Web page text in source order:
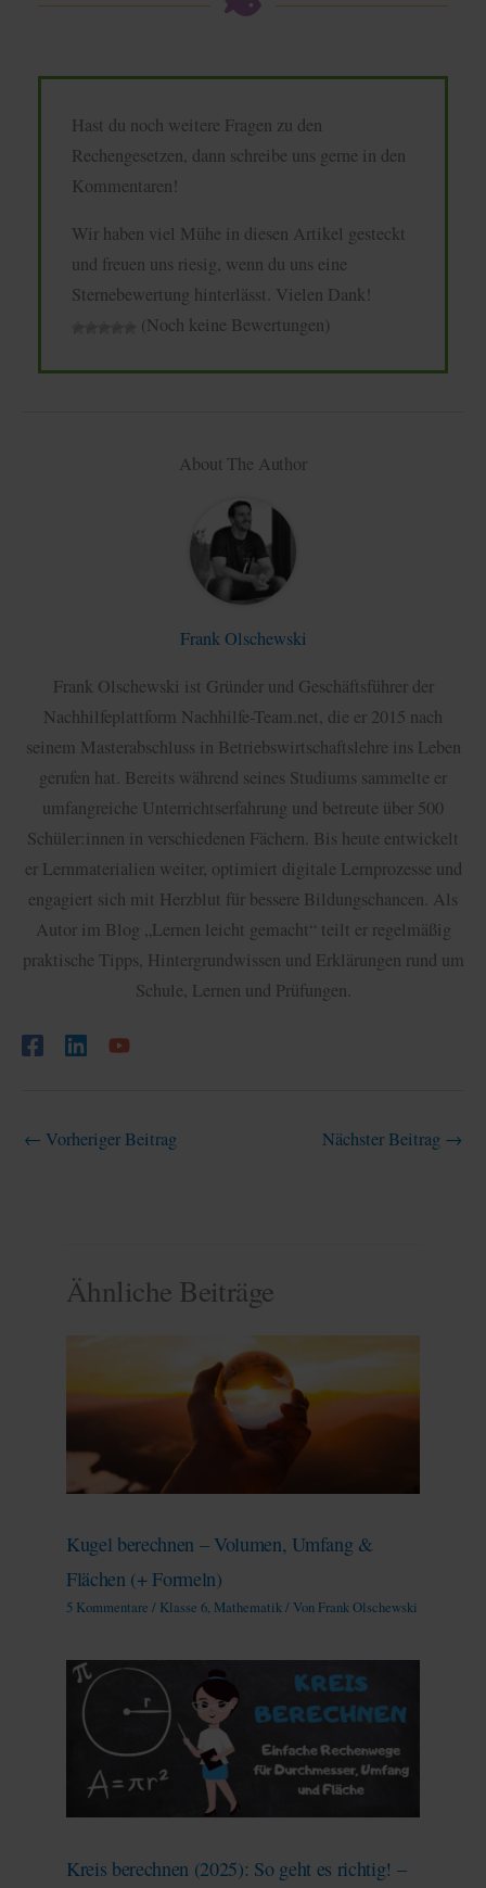
Hast du noch weitere Fragen zu den
Rechengesetzen, dann schreibe uns gerne in den
Kommentaren!
Wir haben viel Mühe in diesen Artikel gesteckt
und freuen uns riesig, wenn du uns eine
Sternebewertung hinterlässt. Vielen Dank!
(Noch keine Bewertungen)
About The Author
Frank Olschewski
Frank Olschewski ist Gründer und Geschäftsführer der
Nachhilfeplattform Nachhilfe-Team.net, die er 2015 nach
seinem Masterabschluss in Betriebswirtschaftslehre ins Leben
gerufen hat. Bereits während seines Studiums sammelte er
umfangreiche Unterrichtserfahrung und betreute über 500
Schüler:innen in verschiedenen Fächern. Bis heute entwickelt
er Lernmaterialien weiter, optimiert digitale Lernprozesse und
engagiert sich mit Herzblut für bessere Bildungschancen. Als
Autor im Blog „Lernen leicht gemacht“ teilt er regelmäßig
praktische Tipps, Hintergrundwissen und Erklärungen rund um
Schule, Lernen und Prüfungen.
← Vorheriger Beitrag Nächster Beitrag →
Ähnliche Beiträge
Kugel berechnen – Volumen, Umfang &
Flächen (+ Formeln)
5 Kommentare / Klasse 6, Mathematik/ Von Frank Olschewski
Kreis berechnen (2025): So geht es richtig! –